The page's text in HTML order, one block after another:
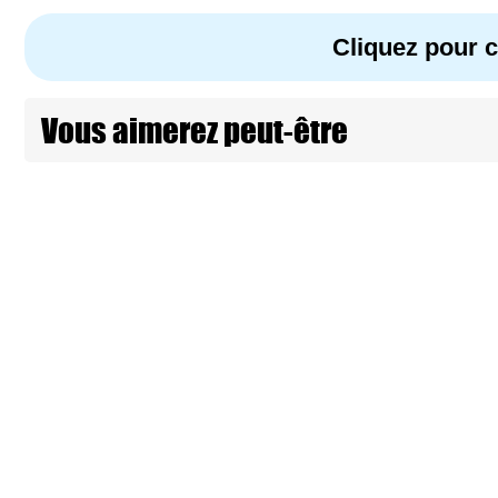
Cliquez pour
Vous aimerez peut-être